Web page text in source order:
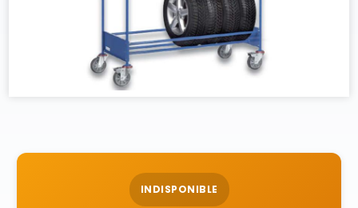
INDISPONIBLE